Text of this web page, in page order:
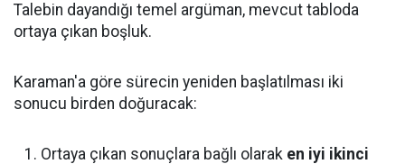
Talebin dayandığı temel argüman, mevcut tabloda
ortaya çıkan boşluk.
Karaman'a göre sürecin yeniden başlatılması iki
sonucu birden doğuracak:
Ortaya çıkan sonuçlara bağlı olarak en iyi ikinci